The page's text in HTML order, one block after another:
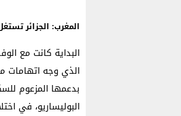
المغرب: الجزائر
البداية كانت مع
الذي وجه اتهامات
بدعمها المزعوم
البوليساريو، في